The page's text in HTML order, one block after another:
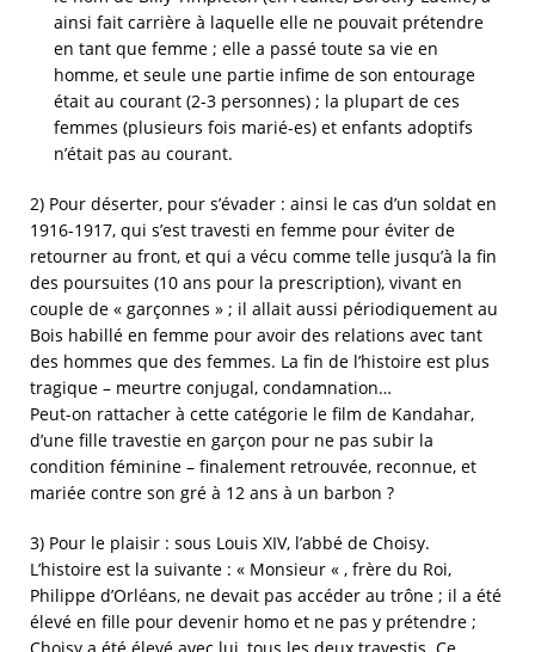
ainsi fait carrière à laquelle elle ne pouvait prétendre
en tant que femme ; elle a passé toute sa vie en
homme, et seule une partie infime de son entourage
était au courant (2-3 personnes) ; la plupart de ces
femmes (plusieurs fois marié-es) et enfants adoptifs
n’était pas au courant.
2) Pour déserter, pour s’évader : ainsi le cas d’un soldat en
1916-1917, qui s’est travesti en femme pour éviter de
retourner au front, et qui a vécu comme telle jusqu’à la fin
des poursuites (10 ans pour la prescription), vivant en
couple de « garçonnes » ; il allait aussi périodiquement au
Bois habillé en femme pour avoir des relations avec tant
des hommes que des femmes. La fin de l’histoire est plus
tragique – meurtre conjugal, condamnation…
Peut-on rattacher à cette catégorie le film de Kandahar,
d’une fille travestie en garçon pour ne pas subir la
condition féminine – finalement retrouvée, reconnue, et
mariée contre son gré à 12 ans à un barbon ?
3) Pour le plaisir : sous Louis XIV, l’abbé de Choisy.
L’histoire est la suivante : « Monsieur « , frère du Roi,
Philippe d’Orléans, ne devait pas accéder au trône ; il a été
élevé en fille pour devenir homo et ne pas y prétendre ;